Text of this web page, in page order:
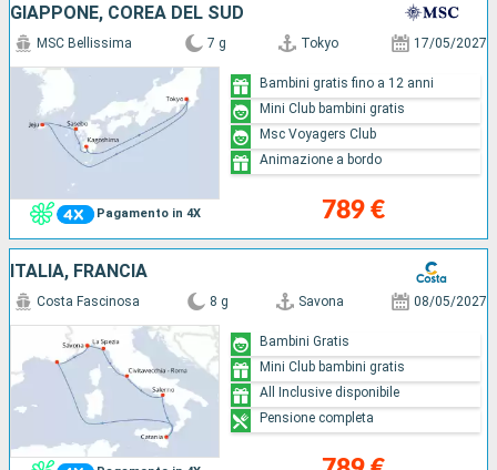
GIAPPONE, COREA DEL SUD
Pagamento in 4X
MSC Bellissima 7 g Tokyo 17/05/2027
789 €
Bambini gratis fino a 12 anni
Mini Club bambini gratis
Msc Voyagers Club
Animazione a bordo
ITALIA, FRANCIA
Costa Fascinosa 8 g Savona 08/05/2027
Bambini Gratis
Mini Club bambini gratis
All Inclusive disponibile
Pensione completa